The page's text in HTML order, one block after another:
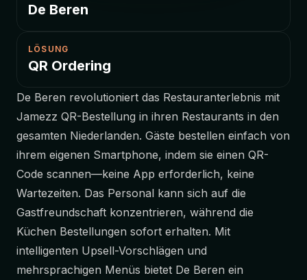
De Beren
LÖSUNG
QR Ordering
De Beren revolutioniert das Restauranterlebnis mit
Jamezz QR-Bestellung in ihren Restaurants in den
gesamten Niederlanden. Gäste bestellen einfach von
ihrem eigenen Smartphone, indem sie einen QR-
Code scannen—keine App erforderlich, keine
Wartezeiten. Das Personal kann sich auf die
Gastfreundschaft konzentrieren, während die
Küchen Bestellungen sofort erhalten. Mit
intelligenten Upsell-Vorschlägen und
mehrsprachigen Menüs bietet De Beren ein